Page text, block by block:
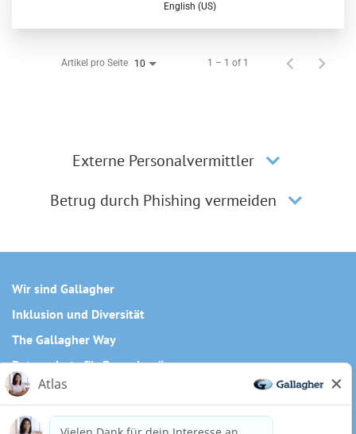
English (US)
Artikel pro Seite 10 1 – 1 of 1
Externe Personalvermittler
Betrug durch Phishing vermeiden
Wir sind Gallagher
Inklusion und Diversität
The Gallagher Way
Datenschutz für Bewerber/innen
Cookie-Richtlinie
Need reasonable accommodations to complete any part of